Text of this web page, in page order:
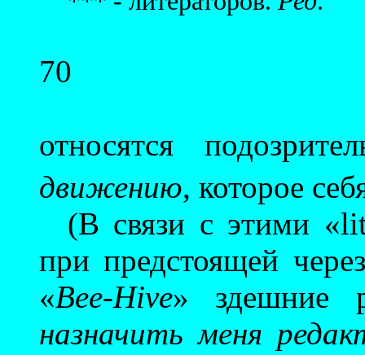
70
относятся
движению, которое
(В связи с этими
при предстоящей
«Bee-Hive» здешние
назначить меня